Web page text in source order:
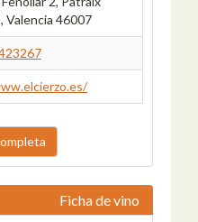
Valencia 46007
Ficha de vino